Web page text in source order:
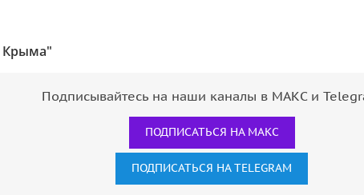
Крыма"
Подписывайтесь на наши каналы в МАКС и
ПОДПИСАТЬСЯ НА МАКС
ПОДПИСАТЬСЯ НА TELEGRAM